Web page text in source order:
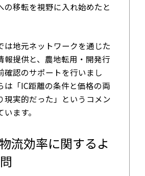
の移転を視野に入れ始めたと
は地元ネットワークを通じた
報提供と、農地転用・開発行
確認のサポートを行いまし
は「IC距離の条件と価格の両
現実的だった」というコメン
ます。
流効率に関するよ